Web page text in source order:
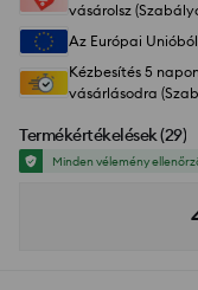
vásárolsz
Az Európai
Kézbesítés 5
vásárlásodra
Termékértékelések(29)
Minden vélemény